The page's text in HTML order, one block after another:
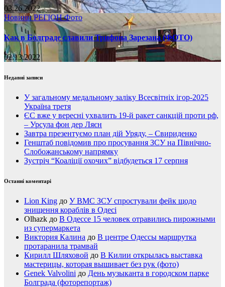
03.26.2022
НовиниРЕГІОНФото
Как в Болграде славили Трифона Зарезана (ФОТО)
02.13.2022
Недавні записи
У загальному медальному заліку Всесвітніх ігор-2025
Україна третя
ЄС вже у вересні ухвалить 19-й ракет санкцій проти рф,
– Урсула фон дер Ляєн
Завтра презентуємо план дій Уряду, – Свириденко
Генштаб повідомив про просування ЗСУ на Північно-
Слобожанському напрямку
Зустріч “Коаліції охочих” відбудеться 17 серпня
Останні коментарі
Lion King до У ВМС ЗСУ спростували фейк щодо
знищення кораблів в Одесі
Olhazk до В Одессе 15 человек отравились пирожными
из супермаркета
Виктория Калина до В центре Одессы маршрутка
протаранила трамвай
Кирилл Шляховой до В Килии открылась выставка
мастерицы, которая вышивает без рук (фото)
Genek Valvolini до День музыканта в городском парке
Болграда (фоторепортаж)